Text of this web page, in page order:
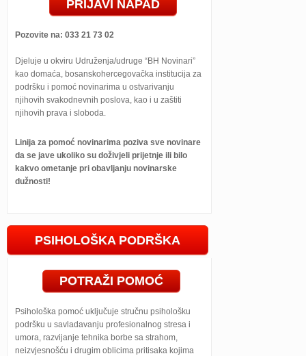
PRIJAVI NAPAD
Pozovite na: 033 21 73 02
Djeluje u okviru Udruženja/udruge “BH Novinari”
kao domaća, bosanskohercegovačka institucija za
podršku i pomoć novinarima u ostvarivanju
njihovih svakodnevnih poslova, kao i u zaštiti
njihovih prava i sloboda.
Linija za pomoć novinarima poziva sve novinare
da se jave ukoliko su doživjeli prijetnje ili bilo
kakvo ometanje pri obavljanju novinarske
dužnosti!
PSIHOLOŠKA PODRŠKA
POTRAŽI POMOĆ
Psihološka pomoć uključuje stručnu psihološku
podršku u savladavanju profesionalnog stresa i
umora, razvijanje tehnika borbe sa strahom,
neizvjesnošću i drugim oblicima pritisaka kojima